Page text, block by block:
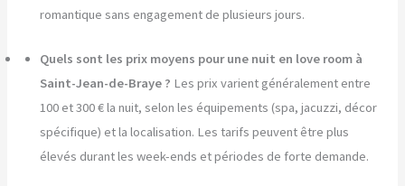
romantique sans engagement de plusieurs jours.
Quels sont les prix moyens pour une nuit en love room à
Saint-Jean-de-Braye ? Les prix varient généralement entre
100 et 300 € la nuit, selon les équipements (spa, jacuzzi, décor
spécifique) et la localisation. Les tarifs peuvent être plus
élevés durant les week-ends et périodes de forte demande.